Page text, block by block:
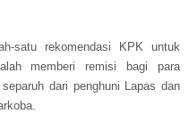
satu rekomendasi KPK untuk
memberi remisi bagi para
dari penghuni Lapas dan